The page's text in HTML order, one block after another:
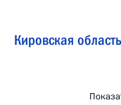
Кировская область